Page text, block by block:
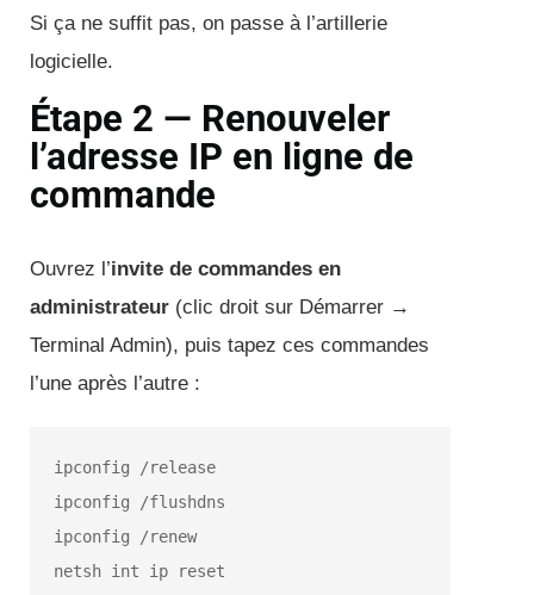
Si ça ne suffit pas, on passe à l’artillerie
logicielle.
Étape 2 — Renouveler
l’adresse IP en ligne de
commande
Ouvrez l’invite de commandes en
administrateur (clic droit sur Démarrer →
Terminal Admin), puis tapez ces commandes
l’une après l’autre :
ipconfig /release
ipconfig /flushdns
ipconfig /renew
netsh int ip reset